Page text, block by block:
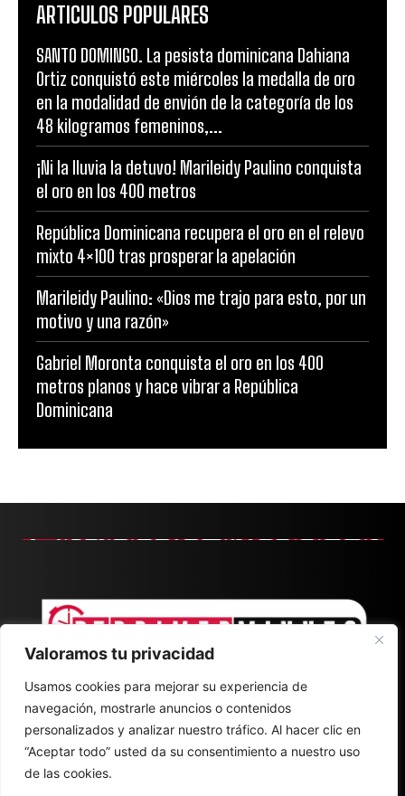
Valoramos tu privacidad
Usamos cookies para mejorar su experiencia de
navegación, mostrarle anuncios o contenidos
personalizados y analizar nuestro tráfico. Al hacer clic en
“Aceptar todo” usted da su consentimiento a nuestro uso
de las cookies.
ARTICULOS POPULARES
SANTO DOMINGO. La pesista dominicana Dahiana
Ortiz conquistó este miércoles la medalla de oro
en la modalidad de envión de la categoría de los
48 kilogramos femeninos,...
¡Ni la lluvia la detuvo! Marileidy Paulino conquista
el oro en los 400 metros
República Dominicana recupera el oro en el relevo
mixto 4×100 tras prosperar la apelación
Marileidy Paulino: «Dios me trajo para esto, por un
motivo y una razón»
Gabriel Moronta conquista el oro en los 400
metros planos y hace vibrar a República
Dominicana